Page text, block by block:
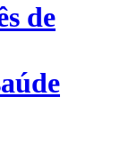
de